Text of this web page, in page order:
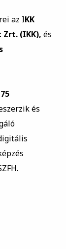
az IKK
(IKK), és
és